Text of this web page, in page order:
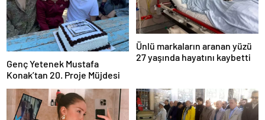
Genç Yetenek Mustafa
Konak’tan 20. Proje Müjdesi
Ünlü markaların aranan yüzü
27 yaşında hayatını kaybetti